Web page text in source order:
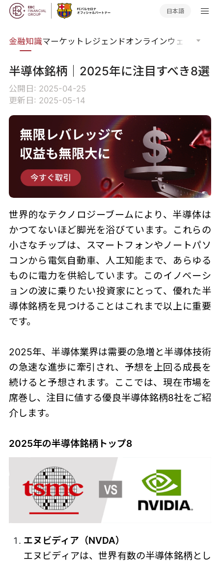
日本語
金融知識マーケットレジェンドオンラインウェビナー
半導体銘柄｜2025年に注目すべき8選
公開日: 2025-04-25
更新日: 2025-05-14
世界的なテクノロジーブームにより、半導体は
かつてないほど脚光を浴びています。これらの
小さなチップは、スマートフォンやノートパソ
コンから電気自動車、人工知能まで、あらゆる
ものに電力を供給しています。このイノベーシ
ョンの波に乗りたい投資家にとって、優れた半
導体銘柄を見つけることはこれまで以上に重要
です。
2025年、半導体業界は需要の急増と半導体技術
の急速な進歩に牽引され、予想を上回る成長を
続けると予想されます。ここでは、現在市場を
席巻し、注目に値する優良半導体銘柄8社をご紹
介します。
2025年の半導体銘柄トップ8
エヌビディア（NVDA）
エヌビディアは、世界有数の半導体銘柄とし